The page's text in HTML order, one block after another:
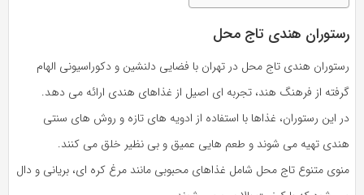
رستوران هندی تاج‌ محل
رستوران هندی تاج‌ محل در تهران با فضایی دلنشین و دکوراسیونی الهام‌
گرفته از فرهنگ هند، تجربه‌ ای اصیل از غذاهای هندی ارائه می‌ دهد.
در این رستوران، غذاها با استفاده از ادویه‌ های تازه و روش‌ های سنتی
هندی تهیه می‌ شوند و طعم‌ هایی عمیق و بی‌ نظیر خلق می‌ کنند.
منوی متنوع تاج‌ محل شامل غذاهای محبوبی مانند مرغ کره‌ ای، بریانی و دال